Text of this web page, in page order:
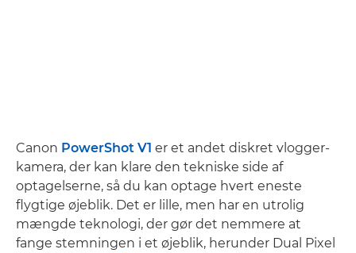
Canon PowerShot V1 er et andet diskret vlogger-
kamera, der kan klare den tekniske side af
optagelserne, så du kan optage hvert eneste
flygtige øjeblik. Det er lille, men har en utrolig
mængde teknologi, der gør det nemmere at
fange stemningen i et øjeblik, herunder Dual Pixel